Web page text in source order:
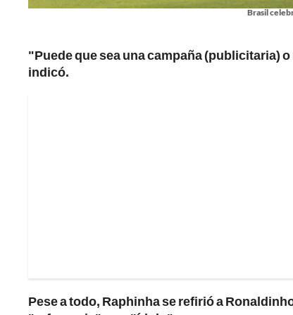
Brasil
"Puede que sea una campaña (publicitaria)
indicó.
Pese a todo, Raphinha se refirió a